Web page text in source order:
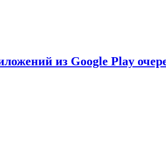
из Google Play